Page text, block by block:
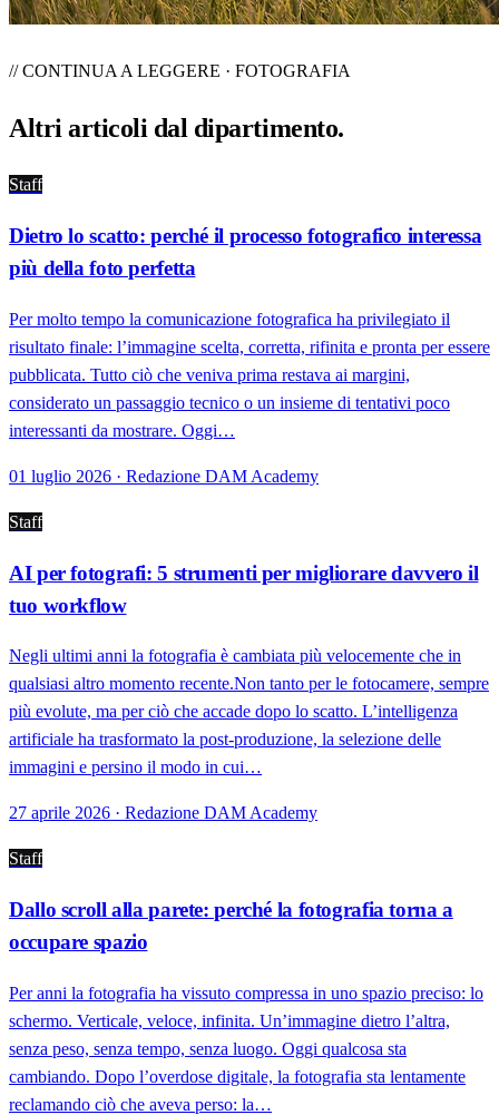
// CONTINUA A LEGGERE · FOTOGRAFIA
Altri articoli dal dipartimento.
Staff
Dietro lo scatto: perché il processo fotografico interessa
più della foto perfetta
Per molto tempo la comunicazione fotografica ha privilegiato il
risultato finale: l’immagine scelta, corretta, rifinita e pronta per essere
pubblicata. Tutto ciò che veniva prima restava ai margini,
considerato un passaggio tecnico o un insieme di tentativi poco
interessanti da mostrare. Oggi…
01 luglio 2026 · Redazione DAM Academy
Staff
AI per fotografi: 5 strumenti per migliorare davvero il
tuo workflow
Negli ultimi anni la fotografia è cambiata più velocemente che in
qualsiasi altro momento recente.Non tanto per le fotocamere, sempre
più evolute, ma per ciò che accade dopo lo scatto. L’intelligenza
artificiale ha trasformato la post-produzione, la selezione delle
immagini e persino il modo in cui…
27 aprile 2026 · Redazione DAM Academy
Staff
Dallo scroll alla parete: perché la fotografia torna a
occupare spazio
Per anni la fotografia ha vissuto compressa in uno spazio preciso: lo
schermo. Verticale, veloce, infinita. Un’immagine dietro l’altra,
senza peso, senza tempo, senza luogo. Oggi qualcosa sta
cambiando. Dopo l’overdose digitale, la fotografia sta lentamente
reclamando ciò che aveva perso: la…